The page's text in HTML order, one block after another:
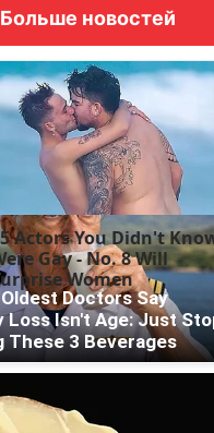
Больше новостей